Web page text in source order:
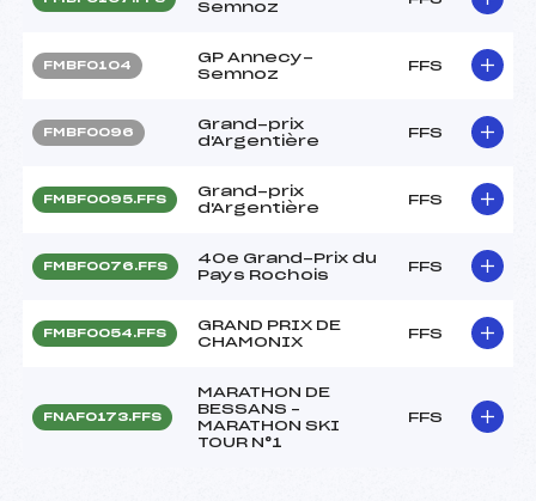
Semnoz
FMBF0104
GP Annecy-
Semnoz
FFS
FMBF0096
Grand-prix
d'Argentière
FFS
FMBF0095.FFS
Grand-prix
d'Argentière
FFS
FMBF0076.FFS
40e Grand-Prix du
Pays Rochois
FFS
FMBF0054.FFS
GRAND PRIX DE
CHAMONIX
FFS
FNAF0173.FFS
MARATHON DE
BESSANS –
MARATHON SKI
TOUR N°1
FFS